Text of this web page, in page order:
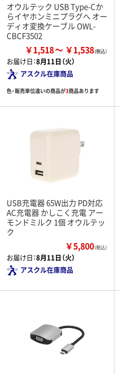
オウルテック USB Type-Cか
らイヤホンミニプラグへ オー
ディオ変換ケーブル OWL-
CBCF3502
￥1,518 ￥1,538
お届け日：8月11日（火）
アスクル在庫商品
色・販売単位違いの商品が3商品あります
USB充電器 65W出力 PD対応
AC充電器 かしこく充電 アー
モンドミルク 1個 オウルテッ
ク
￥5,800（税込）
お届け日：8月11日（火）
アスクル在庫商品